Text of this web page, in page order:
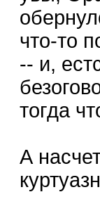
что-то
-- и,
тогда
А